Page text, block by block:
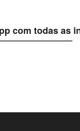
com todas